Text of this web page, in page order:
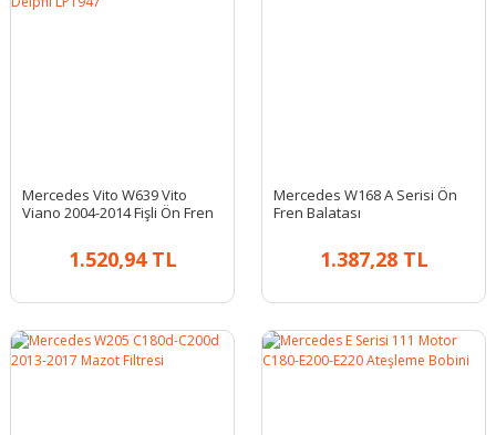
Mercedes Vito W639 Vito
Viano 2004-2014 Fişli Ön Fren
1.520,94 TL
Mercedes W168 A Serisi Ön
Fren Balatası
1.387,28 TL